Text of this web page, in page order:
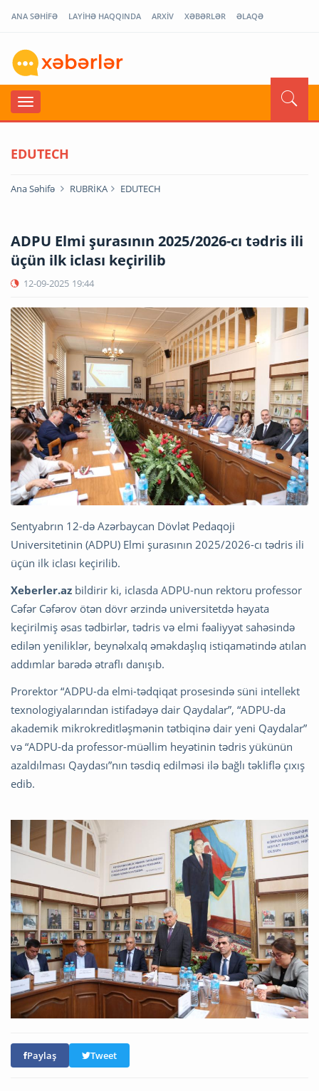
ANA SƏHİFƏ LAYİHƏ HAQQINDA ARXİV XƏBƏRLƏR ƏLAQƏ
EDUTECH
Ana Səhifə RUBRİKA EDUTECH
ADPU Elmi şurasının 2025/2026-cı tədris ili
üçün ilk iclası keçirilib
12-09-2025 19:44
Sentyabrın 12-də Azərbaycan Dövlət Pedaqoji
Universitetinin (ADPU) Elmi şurasının 2025/2026-cı tədris ili
üçün ilk iclası keçirilib.
Xeberler.az bildirir ki, iclasda ADPU-nun rektoru professor
Cəfər Cəfərov ötən dövr ərzində universitetdə həyata
keçirilmiş əsas tədbirlər, tədris və elmi fəaliyyət sahəsində
edilən yeniliklər, beynəlxalq əməkdaşlıq istiqamətində atılan
addımlar barədə ətraflı danışıb.
Prorektor “ADPU-da elmi-tədqiqat prosesində süni intellekt
texnologiyalarından istifadəyə dair Qaydalar”, “ADPU-da
akademik mikrokreditləşmənin tətbiqinə dair yeni Qaydalar”
və “ADPU-da professor-müəllim heyətinin tədris yükünün
azaldılması Qaydası”nın təsdiq edilməsi ilə bağlı təkliflə çıxış
edib.
Paylaş Tweet